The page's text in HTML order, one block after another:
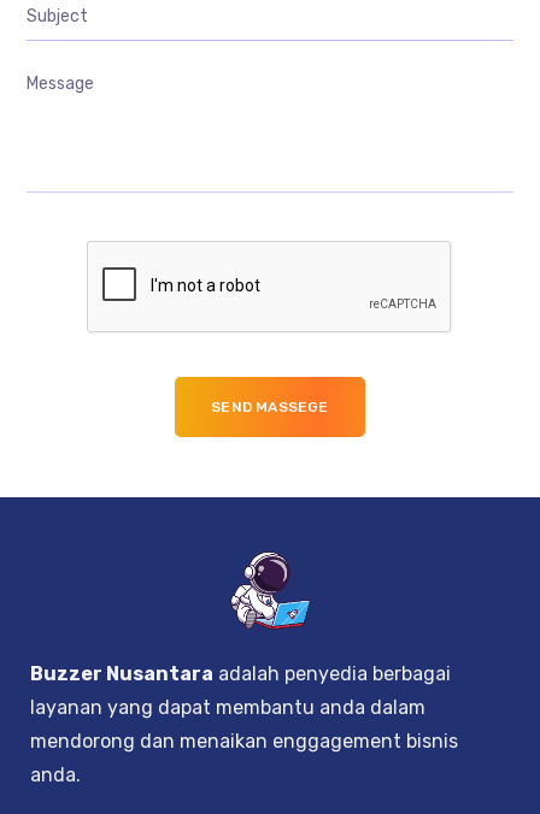
Buzzer Nusantara adalah penyedia berbagai
layanan yang dapat membantu anda dalam
mendorong dan menaikan enggagement bisnis
anda.